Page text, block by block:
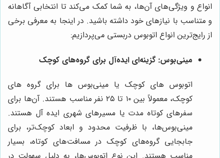
انواع و ویژگی‌های آن‌ها، به شما کمک می‌کند تا انتخابی آگاهانه
و متناسب با نیازهای خود داشته باشید. در اینجا به معرفی برخی
از رایج‌ترین انواع اتوبوس دربستی می‌پردازیم:
مینی‌بوس: گزینه‌ای ایده‌آل برای گروه‌های کوچک
اتوبوس های کوچک یا مینی‌بوس ها برای گروه های
کوچک، معمولاً بین ۱۰ تا ۲۵ نفر مناسب هستند. آن‌ها برای
سفرهای کوتاه مدت یا مسیرهای شهری ایده آل هستند.
مینی‌بوس‌ها، با ظرفیت محدود و ابعاد کوچک‌تر، برای
جابجایی گروه‌های کوچک در مسافت‌های کوتاه، بسیار